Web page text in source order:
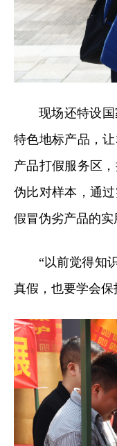
现场还特设
特色地标产品，
产品打假服务区
伪比对样本，通
假冒伪劣产品的实
“以前觉得知
真假，也要学会保